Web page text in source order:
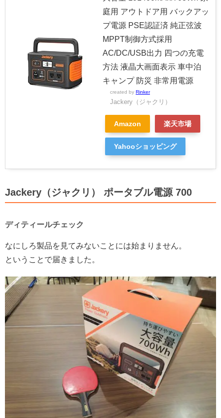
庭用 アウトドア用 バックアッ
プ電源 PSE認証済 純正弦波
MPPT制御方式採用
AC/DC/USB出力 四つの充電
方法 液晶大画面表示 車中泊
キャンプ 防災 非常用電源
created by Rinker
Jackery（ジャクリ）
Amazon 楽天市場
Yahooショッピング
Jackery（ジャクリ） ポータブル電源 700
ディティールチェック
なにしろ製品を見てみないことには始まりません。
ということで届きました。